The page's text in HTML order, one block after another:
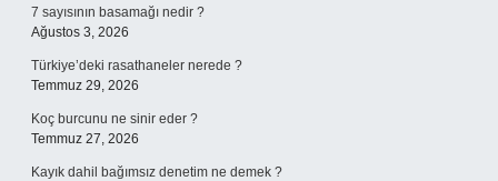
7 sayısının basamağı nedir ?
Ağustos 3, 2026
Türkiye’deki rasathaneler nerede ?
Temmuz 29, 2026
Koç burcunu ne sinir eder ?
Temmuz 27, 2026
Kayık dahil bağımsız denetim ne demek ?